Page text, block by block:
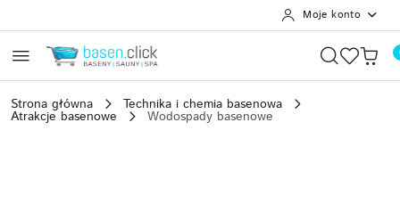
Moje konto
Strona główna Technika i chemia basenowa
Atrakcje basenowe Wodospady basenowe